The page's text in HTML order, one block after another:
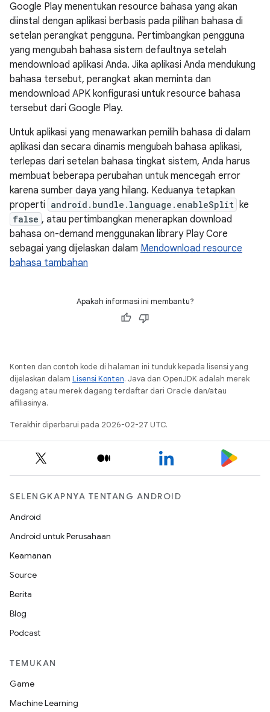
Google Play menentukan resource bahasa yang akan
diinstal dengan aplikasi berbasis pada pilihan bahasa di
setelan perangkat pengguna. Pertimbangkan pengguna
yang mengubah bahasa sistem defaultnya setelah
mendownload aplikasi Anda. Jika aplikasi Anda mendukung
bahasa tersebut, perangkat akan meminta dan
mendownload APK konfigurasi untuk resource bahasa
tersebut dari Google Play.
Untuk aplikasi yang menawarkan pemilih bahasa di dalam
aplikasi dan secara dinamis mengubah bahasa aplikasi,
terlepas dari setelan bahasa tingkat sistem, Anda harus
membuat beberapa perubahan untuk mencegah error
karena sumber daya yang hilang. Keduanya tetapkan
properti android.bundle.language.enableSplit ke
false , atau pertimbangkan menerapkan download
bahasa on-demand menggunakan library Play Core
sebagai yang dijelaskan dalam Mendownload resource
bahasa tambahan
Apakah informasi ini membantu?
Konten dan contoh kode di halaman ini tunduk kepada lisensi yang
dijelaskan dalam Lisensi Konten. Java dan OpenJDK adalah merek
dagang atau merek dagang terdaftar dari Oracle dan/atau
afiliasinya.
Terakhir diperbarui pada 2026-02-27 UTC.
SELENGKAPNYA TENTANG ANDROID
Android
Android untuk Perusahaan
Keamanan
Source
Berita
Blog
Podcast
TEMUKAN
Game
Machine Learning